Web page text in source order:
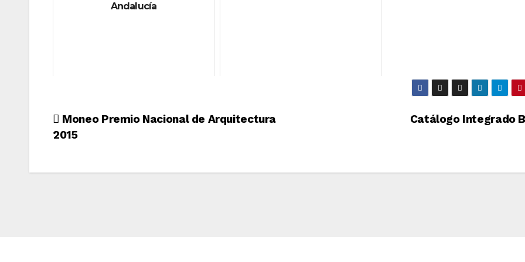
Andalucía
Navegación
entradas
Catálogo Integrado
Moneo Premio Nacional de Arquitectura
2015